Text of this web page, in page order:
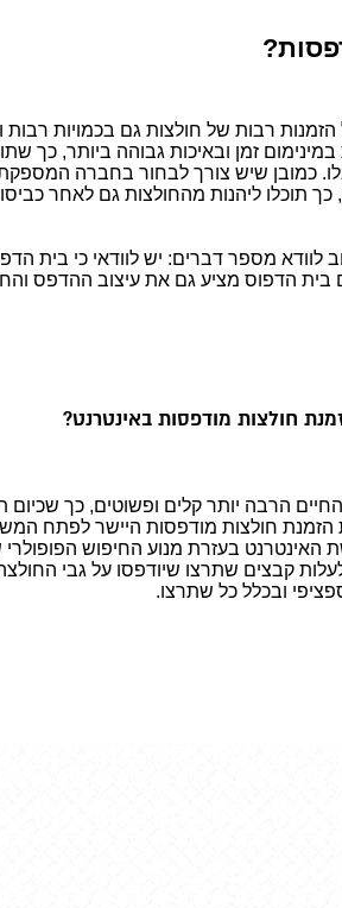
רבות של חולצות גם בכמויות רבות
זמן ובאיכות גבוהה ביותר, כך
כמובן שיש צורך לבחור בחברה
כך תוכלו ליהנות מהחולצות גם לאחר
מספר דברים: יש לוודאי כי בית
הדפוס מציע גם את עיצוב ההדפס
חולצות מודפסות באינטרנט?
הרבה יותר קלים ופשוטים, כך שכיום
חולצות מודפסות היישר לפתח
האינטרנט בעזרת מנוע החיפוש
קבצים שתרצו שיודפסו על גבי
ובכלל כל שתרצו.